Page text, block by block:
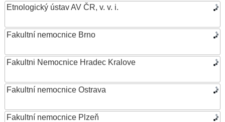
Etnologický ústav AV ČR, v. v. i.
Fakultní nemocnice Brno
Fakultni Nemocnice Hradec Kralove
Fakultní nemocnice Ostrava
Fakultní nemocnice Plzeň